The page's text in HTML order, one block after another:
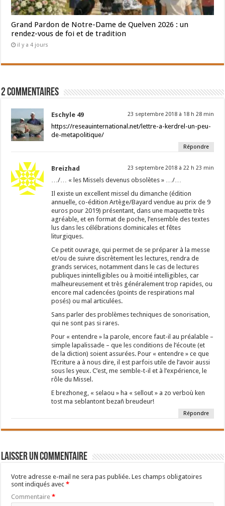
Grand Pardon de Notre-Dame de Quelven 2026 : un
rendez-vous de foi et de tradition
il y a 4 jours
2 Commentaires
Eschyle 49 23 septembre 2018 à 18 h 28 min
https://reseauinternational.net/lettre-a-kerdrel-un-peu-
de-metapolitique/
Répondre
Breizhad 23 septembre 2018 à 22 h 23 min
…/… « les Missels devenus obsolètes » …/…
Il existe un excellent missel du dimanche (édition
annuelle, co-édition Artège/Bayard vendue au prix de 9
euros pour 2019) présentant, dans une maquette très
agréable, et en format de poche, l’ensemble des textes
lus dans les célébrations dominicales et fêtes
liturgiques.
Ce petit ouvrage, qui permet de se préparer à la messe
et/ou de suivre discrètement les lectures, rendra de
grands services, notamment dans le cas de lectures
publiques inintelligibles ou à moitié intelligibles, car
malheureusement et très généralement trop rapides, ou
encore mal cadencées (points de respirations mal
posés) ou mal articulées.
Sans parler des problèmes techniques de sonorisation,
qui ne sont pas si rares.
Pour « entendre » la parole, encore faut-il au préalable –
simple lapalissade – que les conditions de l’écoute (et
de la diction) soient assurées. Pour « entendre » ce que
l’Ecriture a à nous dire, il est parfois utile de l’avoir aussi
sous les yeux. C’est, me semble-t-il et à l’expérience, le
rôle du Missel.
E brezhoneg, « selaou » ha « sellout » a zo verboù ken
tost ma seblantont bezañ breudeur!
Répondre
Laisser un commentaire
Votre adresse e-mail ne sera pas publiée. Les champs obligatoires
sont indiqués avec*
Commentaire*